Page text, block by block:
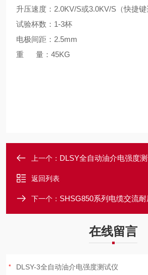
升压速度：2.0KV/S或3.0KV/S（快捷键
试验杯数：1-3杯
电极间距：2.5mm
重 量：45KG
上一个： DLSY全自动油介电强度
返回列表
下一个： SHSG850系列电缆交流
在线留言